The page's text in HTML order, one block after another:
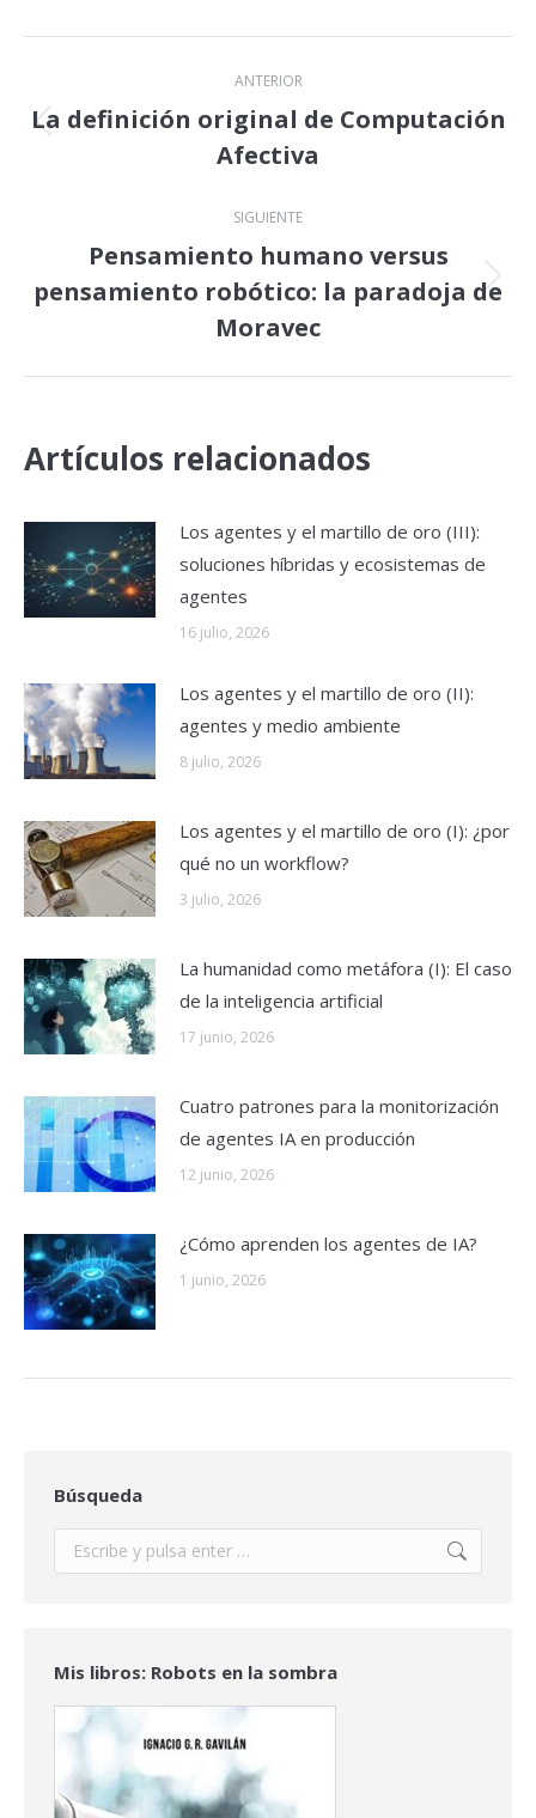
Navegación
entre
publicaciones
ANTERIOR
Publicación
anterior:
La definición original de Computación
Afectiva
SIGUIENTE
Publicación
siguiente:
Pensamiento humano versus
pensamiento robótico: la paradoja de
Moravec
Artículos relacionados
Los agentes y el martillo de oro (III):
soluciones híbridas y ecosistemas de
agentes
16 julio, 2026
Los agentes y el martillo de oro (II):
agentes y medio ambiente
8 julio, 2026
Los agentes y el martillo de oro (I): ¿por
qué no un workflow?
3 julio, 2026
La humanidad como metáfora (I): El caso
de la inteligencia artificial
17 junio, 2026
Cuatro patrones para la monitorización
de agentes IA en producción
12 junio, 2026
¿Cómo aprenden los agentes de IA?
1 junio, 2026
Búsqueda
Buscar:
Mis libros: Robots en la sombra